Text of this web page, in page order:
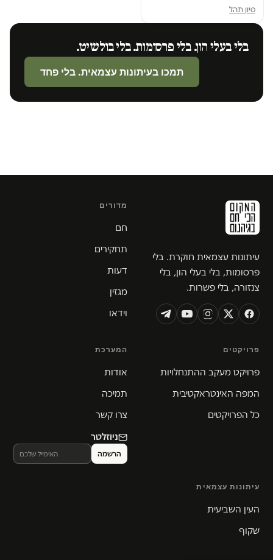
סיון תהל
בלי בעלי הון. בלי פרסומות. בלי בולשיט.
תמכו בעיתונות עצמאית. בלי פחד
עיתונות עצמאית חוקרת. בלי
פרסומות, בלי בעלי הון, בלי
צנזורה, בלי פשרות.
מדורים
חם
תחקירים
דעות
מגזין
וידאו
פרויקטים
פרויקט מעקב ההתנחלויות
המפה האינטראקטיבית
כל הפרויקטים
המערכת
אודות
תמיכה
צרו קשר
ניוזלטר
עיתונות עצמאית
העין השביעית
שקוף